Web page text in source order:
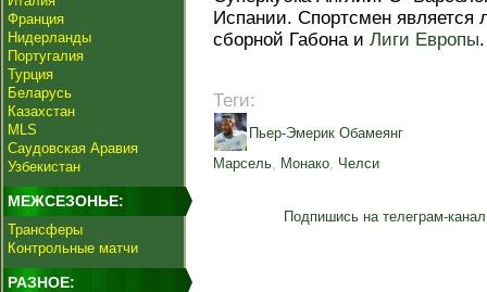
Франция
Нидерланды
Португалия
Турция
Беларусь
Казахстан
MLS
Саудовская Аравия
Узбекистан
МЕЖСЕЗОНЬЕ:
Трансферы
Контрольные матчи
РАЗНОЕ:
Испании. Спортсмен
сборной Габона и Лиги Европы.
Теги:
Пьер-Эмерик Обамеянг
Марсель, Монако, Челси
Подпишись на телеграм-